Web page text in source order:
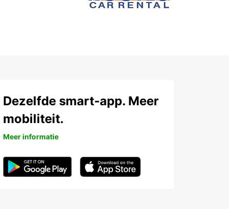
Dezelfde smart-app. Meer
mobiliteit.
Meer informatie